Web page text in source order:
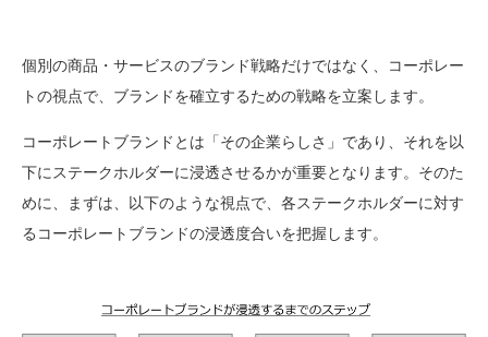
個別の商品・サービスのブランド戦略だけではなく、コーポレー
トの視点で、ブランドを確立するための戦略を立案します。
コーポレートブランドとは「その企業らしさ」であり、それを以
下にステークホルダーに浸透させるかが重要となります。そのた
めに、まずは、以下のような視点で、各ステークホルダーに対す
るコーポレートブランドの浸透度合いを把握します。